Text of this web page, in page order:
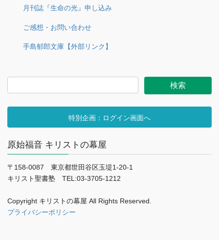
月刊誌『生命の光』申し込み
ご感想・お問い合わせ
手島郁郎文庫【外部リンク】
特別企画：ログイン画面へ
原始福音 キリストの幕屋
〒158-0087 東京都世田谷区玉堤1-20-1
キリスト聖書塾 TEL:03-3705-1212
Copyright キリストの幕屋 All Rights Reserved.
プライバシーポリシー